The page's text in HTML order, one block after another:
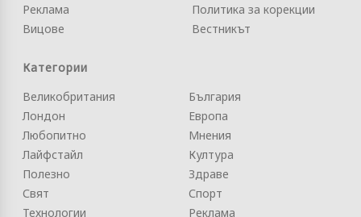
Реклама
Вицове
Политика за корекции
Вестникът
Категории
Великобритания
Лондон
Любопитно
Лайфстайл
Полезно
Свят
Технологии
България
Европа
Мнения
Култура
Здраве
Спорт
Реклама